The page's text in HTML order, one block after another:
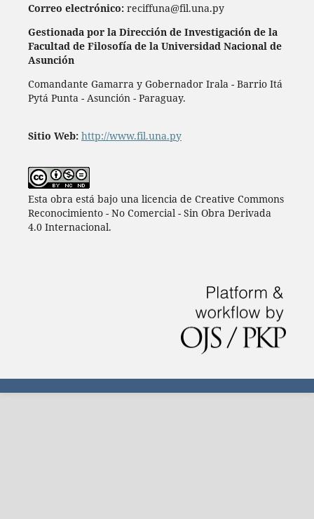
Correo electrónico: reciffuna@fil.una.py
Gestionada por la Dirección de Investigación de la
Facultad de Filosofía de la Universidad Nacional de
Asunción
Comandante Gamarra y Gobernador Irala - Barrio Itá
Pytá Punta - Asunción - Paraguay.
Sitio Web: http://www.fil.una.py
Esta obra está bajo una licencia de Creative Commons
Reconocimiento - No Comercial - Sin Obra Derivada
4.0 Internacional.